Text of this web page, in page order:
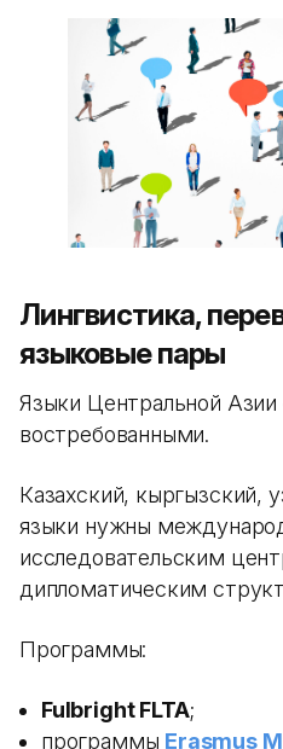
Лингвистика,
языковые пары
Языки Центральной Азии
востребованными.
Казахский, кыргызский,
языки нужны
исследовательским
дипломатическим
Программы:
Fulbright FLTA;
программы Erasmus